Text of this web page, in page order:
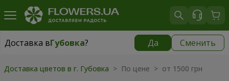
Доставка вГубовка? Да Сменить
Доставка вГубовка|
Доставка цветов в г. Губовка > По цене > от 1500 грн